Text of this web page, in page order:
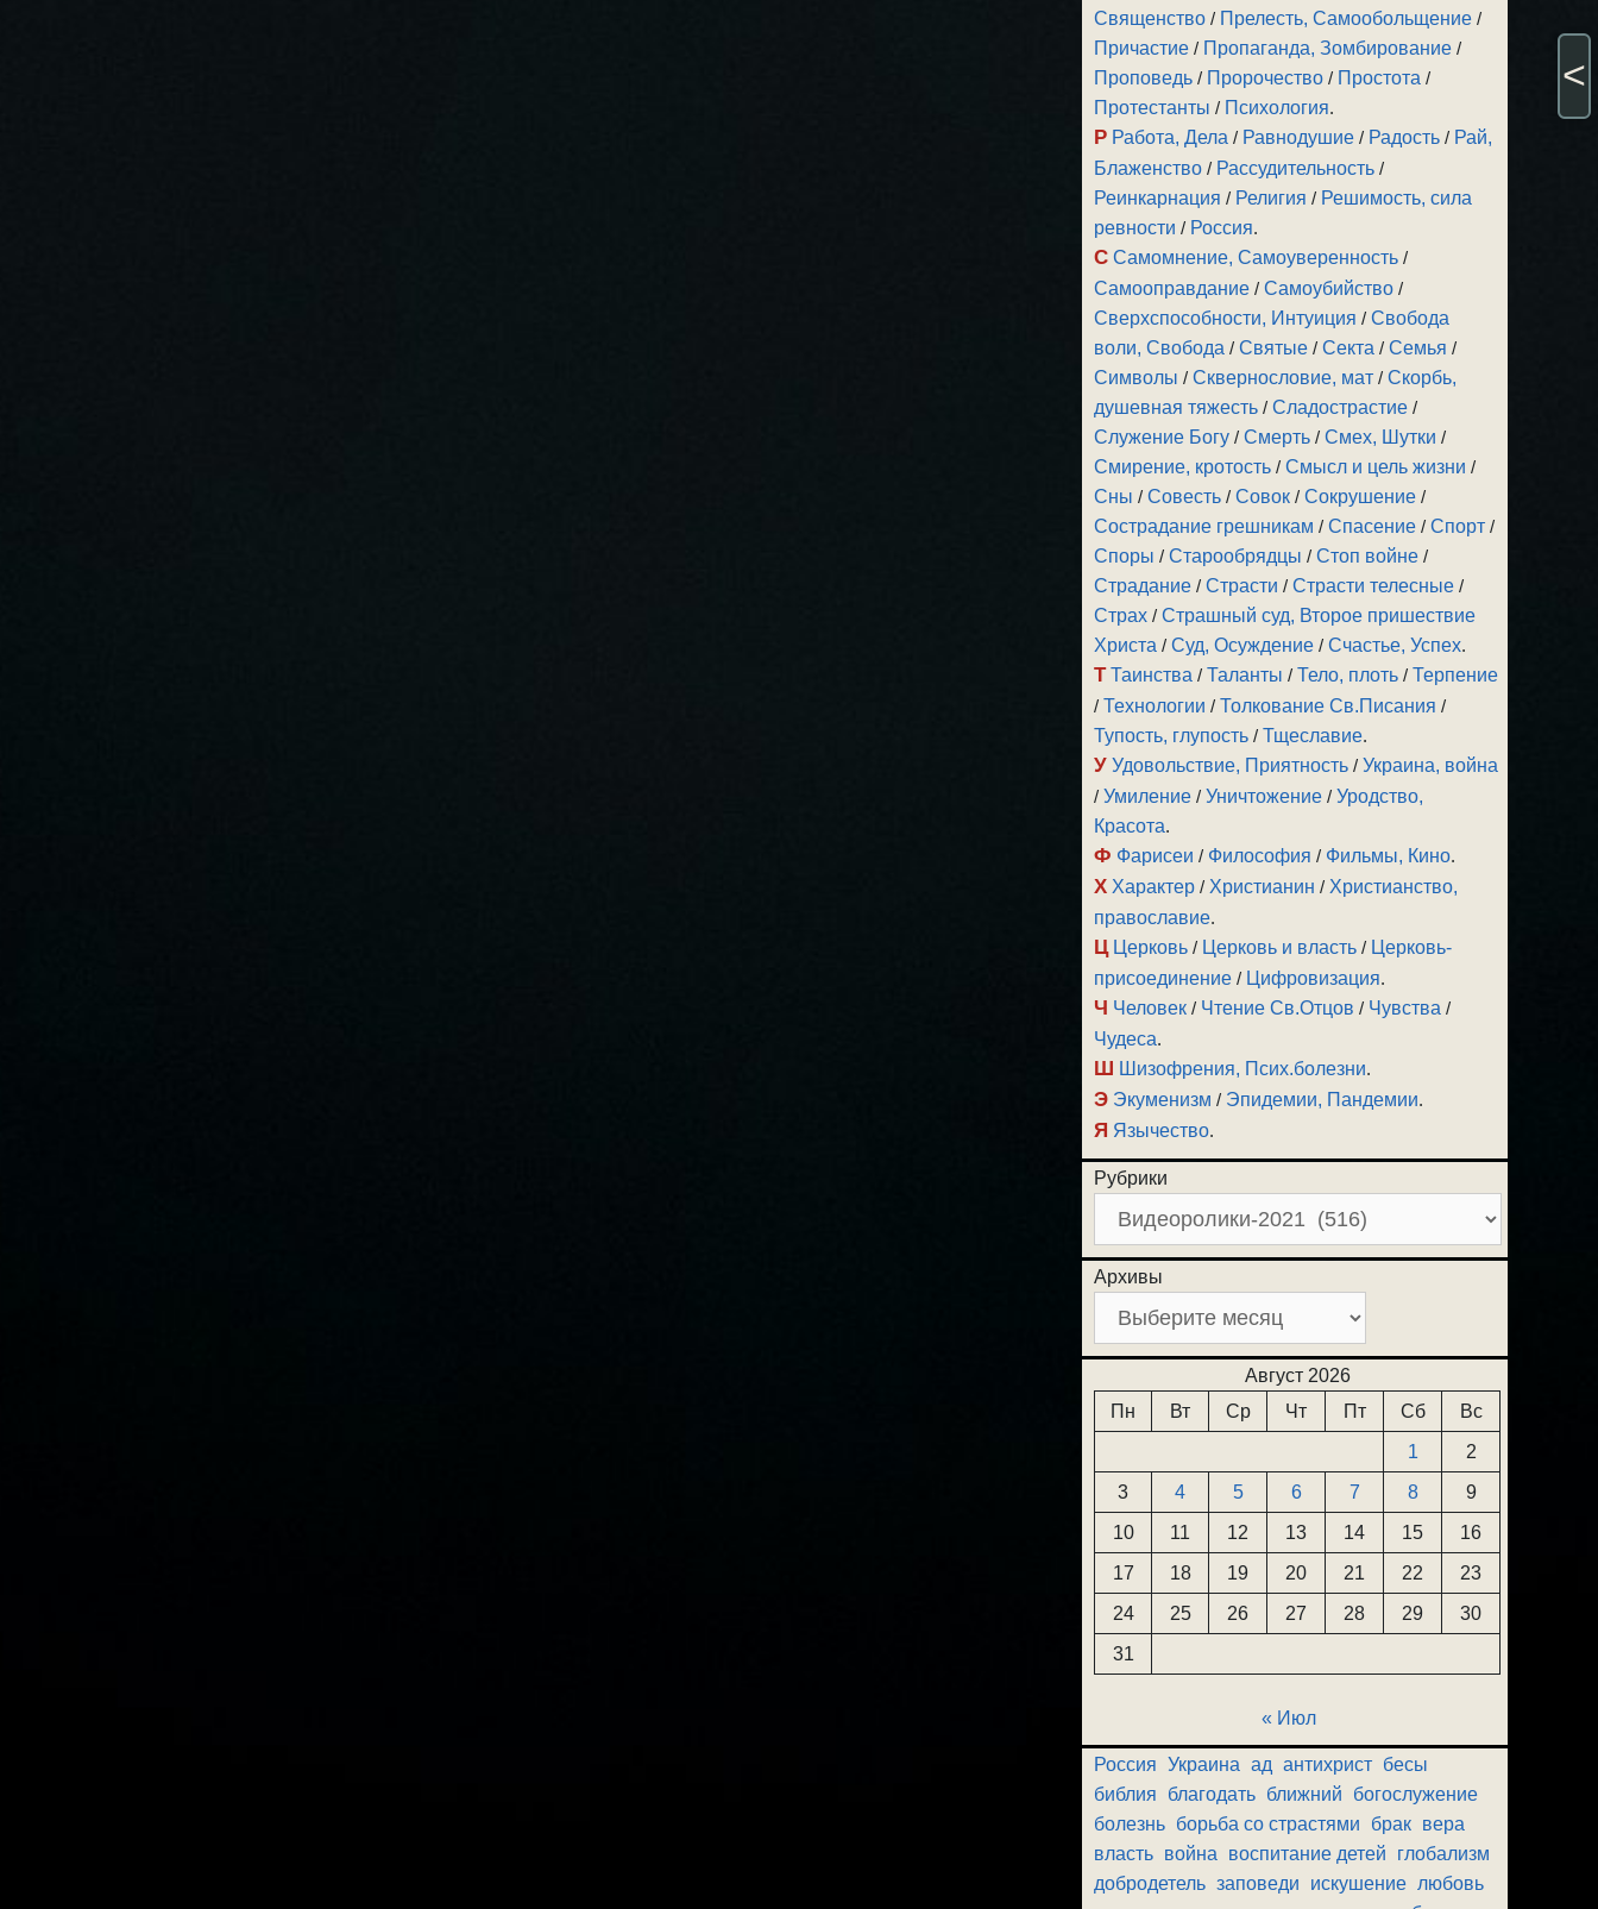
Священство / Прелесть, Самообольщение /
Причастие / Пропаганда, Зомбирование /
Проповедь / Пророчество / Простота /
Протестанты / Психология.
Р Работа, Дела / Равнодушие / Радость / Рай,
Блаженство / Рассудительность /
Реинкарнация / Религия / Решимость, сила
ревности / Россия.
С Самомнение, Самоуверенность /
Самооправдание /Самоубийство /
Сверхспособности, Интуиция /Свобода
воли, Свобода /Святые /Секта /Семья /
Символы /Сквернословие, мат /Скорбь,
душевная тяжесть /Сладострастие /
Служение Богу /Смерть /Смех, Шутки /
Смирение, кротость /Смысл и цель жизни /
Сны /Совесть /Совок /Сокрушение /
Сострадание грешникам /Спасение /Спорт /
Споры /Старообрядцы /Стоп войне /
Страдание /Страсти /Страсти телесные /
Страх /Страшный суд, Второе пришествие
Христа /Суд, Осуждение /Счастье, Успех.
Т Таинства /Таланты /Тело, плоть /Терпение
/Технологии /Толкование Св.Писания /
Тупость, глупость /Тщеславие.
У Удовольствие, Приятность /Украина, война
/Умиление /Уничтожение /Уродство,
Красота.
Ф Фарисеи / Философия / Фильмы, Кино.
Х Характер / Христианин / Христианство,
православие.
Ц Церковь / Церковь и власть / Церковь-
присоединение / Цифровизация.
Ч Человек / Чтение Св.Отцов / Чувства /
Чудеса.
Ш Шизофрения, Псих.болезни.
Э Экуменизм / Эпидемии, Пандемии.
Я Язычество.
Рубрики
Архивы
Август 2026
Пн
Вт Ср Чт Пт Сб
Вс
1
2
3
4 5 6 7 8
9
10
11 12 13 14 15
16
17
18 19 20 21 22
23
24
25 26 27 28 29
30
31
« Июл
Россия Украина ад антихрист бесы
библия
благодать ближний
богослужение
болезнь борьба со страстями брак вера
власть война воспитание детей
глобализм
добродетель заповеди искушение любовь
<